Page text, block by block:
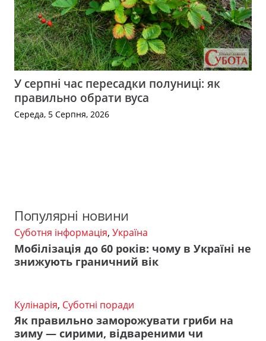
У серпні час пересадки полуниці: як
правильно обрати вуса
Середа, 5 Серпня, 2026
Популярні новини
Суботня інформація, Україна
Мобілізація до 60 років: чому в Україні не
знижують граничний вік
Кулінарія, Суботні поради
Як правильно заморожувати гриби на
зиму — сирими, відвареними чи